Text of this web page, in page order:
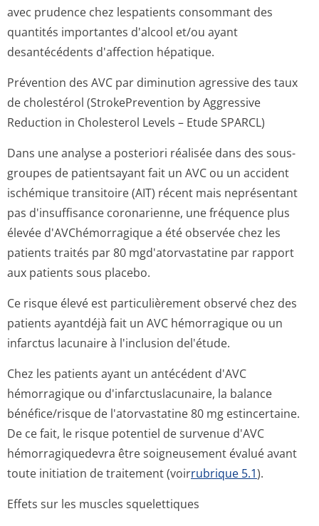
avec prudence chez lespatients consommant des
quantités importantes d'alcool et/ou ayant
desantécédents d'affection hépatique.
Prévention des AVC par diminution agressive des taux
de cholestérol (StrokePrevention by Aggressive
Reduction in Cholesterol Levels – Etude SPARCL)
Dans une analyse a posteriori réalisée dans des sous-
groupes de patientsayant fait un AVC ou un accident
ischémique transitoire (AIT) récent mais neprésentant
pas d'insuffisance coronarienne, une fréquence plus
élevée d'AVChémorragique a été observée chez les
patients traités par 80 mgd'atorvas­tatine par rapport
aux patients sous placebo.
Ce risque élevé est particulièrement observé chez des
patients ayantdéjà fait un AVC hémorragique ou un
infarctus lacunaire à l'inclusion del'étude.
Chez les patients ayant un antécédent d'AVC
hémorragique ou d'infarctusla­cunaire, la balance
bénéfice/risque de l'atorvastatine 80 mg estincertaine.
De ce fait, le risque potentiel de survenue d'AVC
hémorragiquedevra être soigneusement évalué avant
toute initiation de traitement (voirrubrique 5.1).
Effets sur les muscles squelettiques